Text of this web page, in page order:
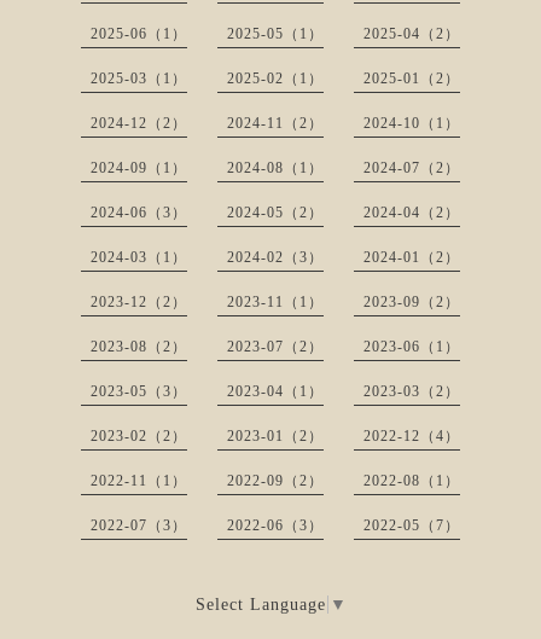
2025-06（1） 2025-05（1） 2025-04（2）
2025-03（1） 2025-02（1） 2025-01（2）
2024-12（2） 2024-11（2） 2024-10（1）
2024-09（1） 2024-08（1） 2024-07（2）
2024-06（3） 2024-05（2） 2024-04（2）
2024-03（1） 2024-02（3） 2024-01（2）
2023-12（2） 2023-11（1） 2023-09（2）
2023-08（2） 2023-07（2） 2023-06（1）
2023-05（3） 2023-04（1） 2023-03（2）
2023-02（2） 2023-01（2） 2022-12（4）
2022-11（1） 2022-09（2） 2022-08（1）
2022-07（3） 2022-06（3） 2022-05（7）
Select Language ▼